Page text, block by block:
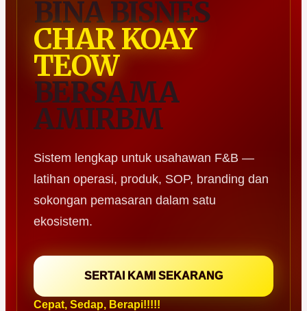
BINA BISNES
CHAR KOAY
TEOW
BERSAMA
AMIRBM
Sistem lengkap untuk usahawan F&B —
latihan operasi, produk, SOP, branding dan
sokongan pemasaran dalam satu
ekosistem.
SERTAI KAMI SEKARANG
Cepat, Sedap, Berapi!!!!!